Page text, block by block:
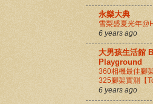
永樂大典
雪梨盛夏光年
6 years ago
大男孩生活館
Playground
360相機最佳腳
325腳架實測【
6 years ago